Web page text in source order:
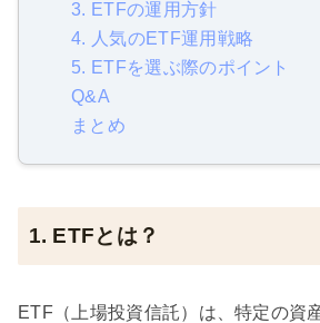
3. ETFの運用方針
4. 人気のETF運用戦略
5. ETFを選ぶ際のポイント
Q&A
まとめ
1. ETFとは？
ETF（上場投資信託）は、特定の資